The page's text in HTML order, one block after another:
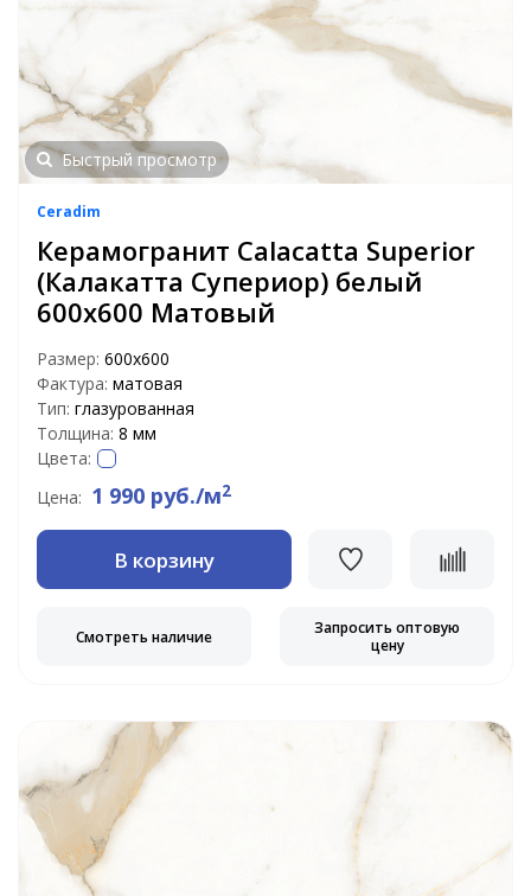
Быстрый просмотр
Ceradim
Керамогранит Calacatta Superior
(Калакатта Супериор) белый
600х600 Матовый
Размер: 600х600
Фактура: матовая
Тип: глазурованная
Толщина: 8 мм
Цвета:
Цена: 1 990 руб./м2
В корзину
Смотреть наличие
Запросить оптовую
цену